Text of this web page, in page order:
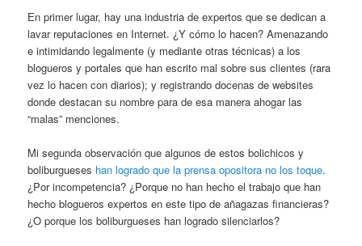
En primer lugar, hay una industria de expertos que se dedican a
lavar reputaciones en Internet. ¿Y cómo lo hacen? Amenazando
e intimidando legalmente (y mediante otras técnicas) a los
blogueros y portales que han escrito mal sobre sus clientes (rara
vez lo hacen con diarios); y registrando docenas de websites
donde destacan su nombre para de esa manera ahogar las
“malas” menciones.
Mi segunda observación que algunos de estos bolichicos y
boliburgueses han logrado que la prensa opositora no los toque.
¿Por incompetencia? ¿Porque no han hecho el trabajo que han
hecho blogueros expertos en este tipo de añagazas financieras?
¿O porque los boliburgueses han logrado silenciarlos?